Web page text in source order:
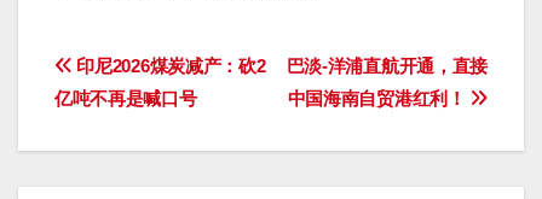
文
章
巴淡-洋浦直航开通，直接
中国海南自贸港红利！
印尼2026煤炭减产：砍2
亿吨不再是喊口号